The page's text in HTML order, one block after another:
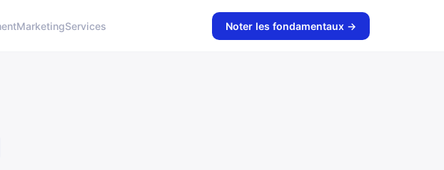
MarketingServices Noter les fondamentaux →